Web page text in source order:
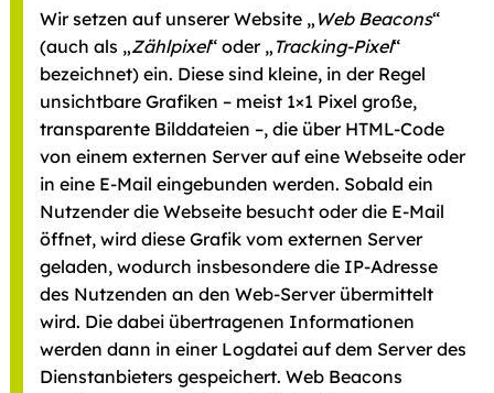
Wir setzen auf unserer Website „ Web Beacons“
(auch als „Zählpixel“ oder „ Tracking-Pixel“
bezeichnet) ein. Diese sind kleine, in der Regel
unsichtbare Grafiken – meist 1×1 Pixel große,
transparente Bilddateien –, die über HTML-Code
von einem externen Server auf eine Webseite oder
in eine E-Mail eingebunden werden. Sobald ein
Nutzender die Webseite besucht oder die E-Mail
öffnet, wird diese Grafik vom externen Server
geladen, wodurch insbesondere die IP-Adresse
des Nutzenden an den Web-Server übermittelt
wird. Die dabei übertragenen Informationen
werden dann in einer Logdatei auf dem Server des
Dienstanbieters gespeichert. Web Beacons